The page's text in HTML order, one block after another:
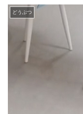
どうぶつ